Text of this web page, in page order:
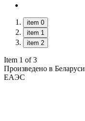
item 0
item 1
item 2
Item 1 of 3
Произведено в Беларуси
ЕАЭС